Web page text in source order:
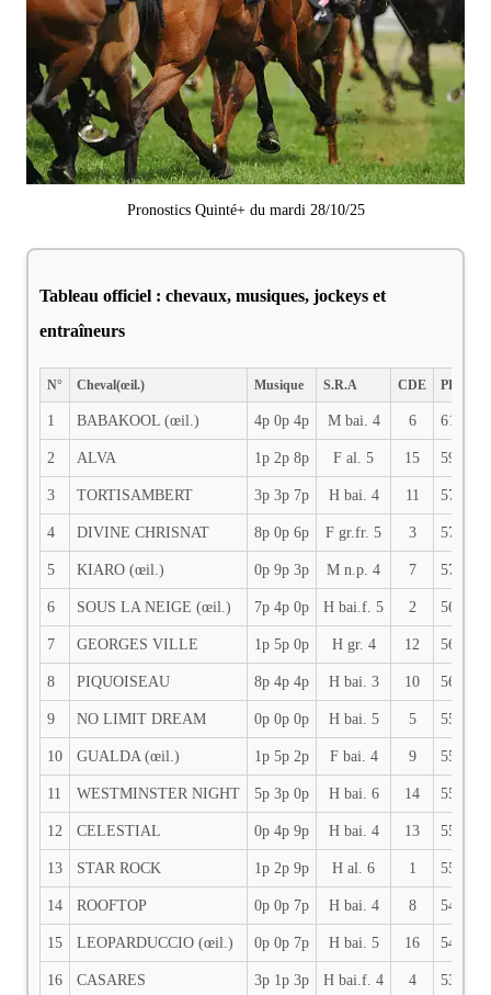
Pronostics Quinté+ du mardi 28/10/25
Tableau officiel : chevaux, musiques, jockeys et
entraîneurs
N° Cheval(œil.) Musique S.R.A CDE PDS
1 BABAKOOL (œil.) 4p 0p 4p M bai. 4 6 61
2 ALVA 1p 2p 8p F al. 5 15 59
3 TORTISAMBERT 3p 3p 7p H bai. 4 11 57
4 DIVINE CHRISNAT 8p 0p 6p F gr.fr. 5 3 57
5 KIARO (œil.) 0p 9p 3p M n.p. 4 7 57
6 SOUS LA NEIGE (œil.) 7p 4p 0p H bai.f. 5 2 56
7 GEORGES VILLE 1p 5p 0p H gr. 4 12 56
8 PIQUOISEAU 8p 4p 4p H bai. 3 10 56
9 NO LIMIT DREAM 0p 0p 0p H bai. 5 5 55.5
10 GUALDA (œil.) 1p 5p 2p F bai. 4 9 55.5
11 WESTMINSTER NIGHT 5p 3p 0p H bai. 6 14 55.5
12 CELESTIAL 0p 4p 9p H bai. 4 13 55.5
13 STAR ROCK 1p 2p 9p H al. 6 1 55
14 ROOFTOP 0p 0p 7p H bai. 4 8 54.5
15 LEOPARDUCCIO (œil.) 0p 0p 7p H bai. 5 16 54
16 CASARES 3p 1p 3p H bai.f. 4 4 53.5